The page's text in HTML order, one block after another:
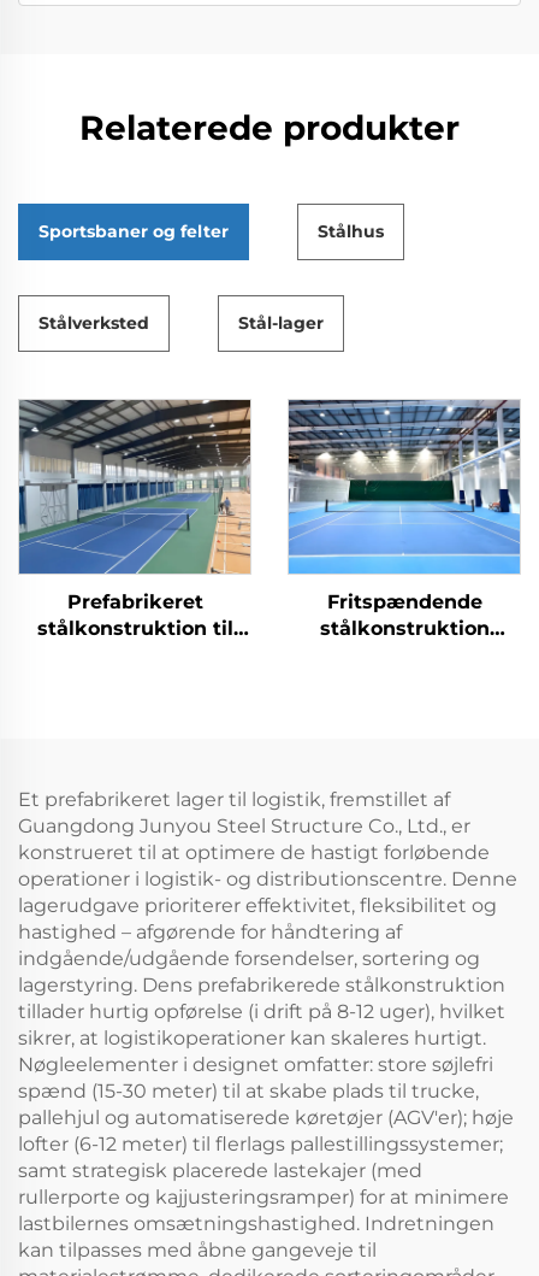
Relaterede produkter
Sportsbaner og felter Stålhus
Stålverksted Stål-lager
Prefabrikeret
stålkonstruktion til
Fritspændende
stålkonstruktion
Et prefabrikeret lager til logistik, fremstillet af
Guangdong Junyou Steel Structure Co., Ltd., er
konstrueret til at optimere de hastigt forløbende
operationer i logistik- og distributionscentre. Denne
lagerudgave prioriterer effektivitet, fleksibilitet og
hastighed – afgørende for håndtering af
indgående/udgående forsendelser, sortering og
lagerstyring. Dens prefabrikerede stålkonstruktion
tillader hurtig opførelse (i drift på 8-12 uger), hvilket
sikrer, at logistikoperationer kan skaleres hurtigt.
Nøgleelementer i designet omfatter: store søjlefri
spænd (15-30 meter) til at skabe plads til trucke,
pallehjul og automatiserede køretøjer (AGV'er); høje
lofter (6-12 meter) til flerlags pallestillingssystemer;
samt strategisk placerede lastekajer (med
rullerporte og kajjusteringsramper) for at minimere
lastbilernes omsætningshastighed. Indretningen
kan tilpasses med åbne gangeveje til